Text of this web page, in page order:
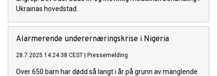
Ukrainas hovedstad.
Alarmerende underernæringskrise i Nigeria
28.7.2025 14:24:38 CEST Pressemelding
Over 650 barn har dødd så langt i år på grunn av manglende